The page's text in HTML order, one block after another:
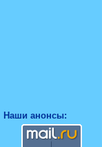
Наши анонсы: